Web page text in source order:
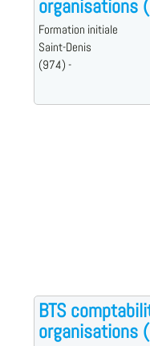
organisations
Formation initiale
Saint-Denis
(974) -
BTS
organisations